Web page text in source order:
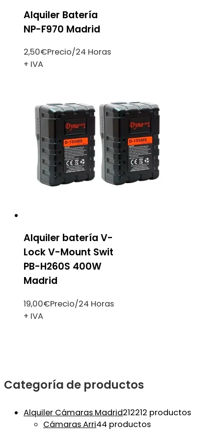
Categoría de productos
Alquiler Cámaras Madrid212212 productos
Cámaras Arri44 productos
Alquiler Batería
NP-F970 Madrid
2,50€Precio/24 Horas
+ IVA
Alquiler batería V-
Lock V-Mount Swit
PB-H260S 400W
Madrid
19,00€Precio/24 Horas
+ IVA